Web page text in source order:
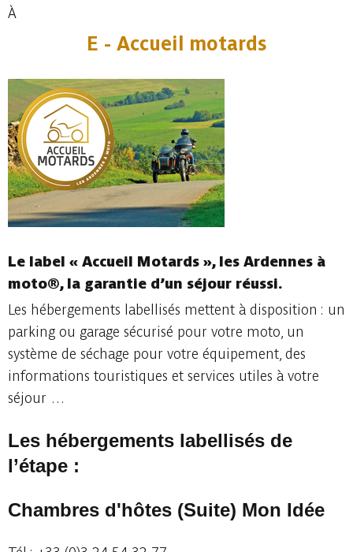
À
E - Accueil motards
Le label « Accueil Motards », les Ardennes à
moto®, la garantie d’un séjour réussi.
Les hébergements labellisés mettent à disposition : un
parking ou garage sécurisé pour votre moto, un
système de séchage pour votre équipement, des
informations touristiques et services utiles à votre
séjour …
Les hébergements labellisés de
l’étape :
Chambres d'hôtes (Suite) Mon Idée